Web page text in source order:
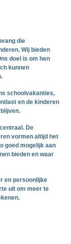
die
Wij bieden
doel is om hen
kunnen
schoolvakanties,
en de kinderen
De
vormen altijd het
goed mogelijk aan
bieden en waar
en persoonlijke
uit om meer te